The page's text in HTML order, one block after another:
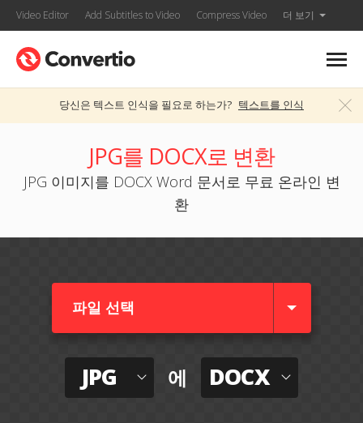
Video Editor Add Subtitles to Video Compress Video 더 보기
당신은 텍스트 인식을 필요로 하는가? 텍스트를 인식
JPG를 DOCX로 변환
JPG 이미지를 DOCX Word 문서로 무료 온라인 변
환
파일 선택
JPG 에 DOCX